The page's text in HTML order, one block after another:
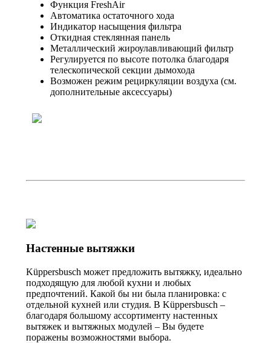
Функция FreshAir
Автоматика остаточного хода
Индикатор насыщения фильтра
Откидная стеклянная панель
Металлический жироулавливающий фильтр
Регулируется по высоте потолка благодаря
телескопической секции дымохода
Возможен режим рециркуляции воздуха (см.
дополнительные аксессуары)
Настенные вытяжки
Küppersbusch может предложить вытяжку, идеально
подходящую для любой кухни и любых
предпочтений. Какой бы ни была планировка: с
отдельной кухней или студия. В Küppersbusch –
благодаря большому ассортименту настенных
вытяжек и вытяжных модулей – Вы будете
поражены возможностями выбора.